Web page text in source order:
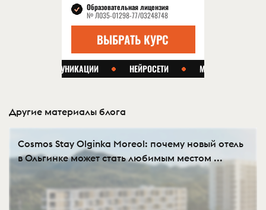
Другие материалы блога
Cosmos Stay Olginka Moreol: почему новый отель
в Ольгинке может стать любимым местом ...